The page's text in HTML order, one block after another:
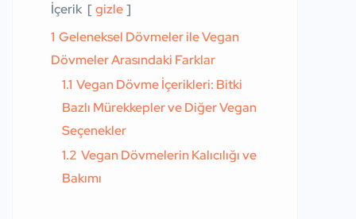
İçerik
gizle
1 Geleneksel Dövmeler ile Vegan
Dövmeler Arasındaki Farklar
1.1 Vegan Dövme İçerikleri: Bitki
Bazlı Mürekkepler ve Diğer Vegan
Seçenekler
1.2 Vegan Dövmelerin Kalıcılığı ve
Bakımı